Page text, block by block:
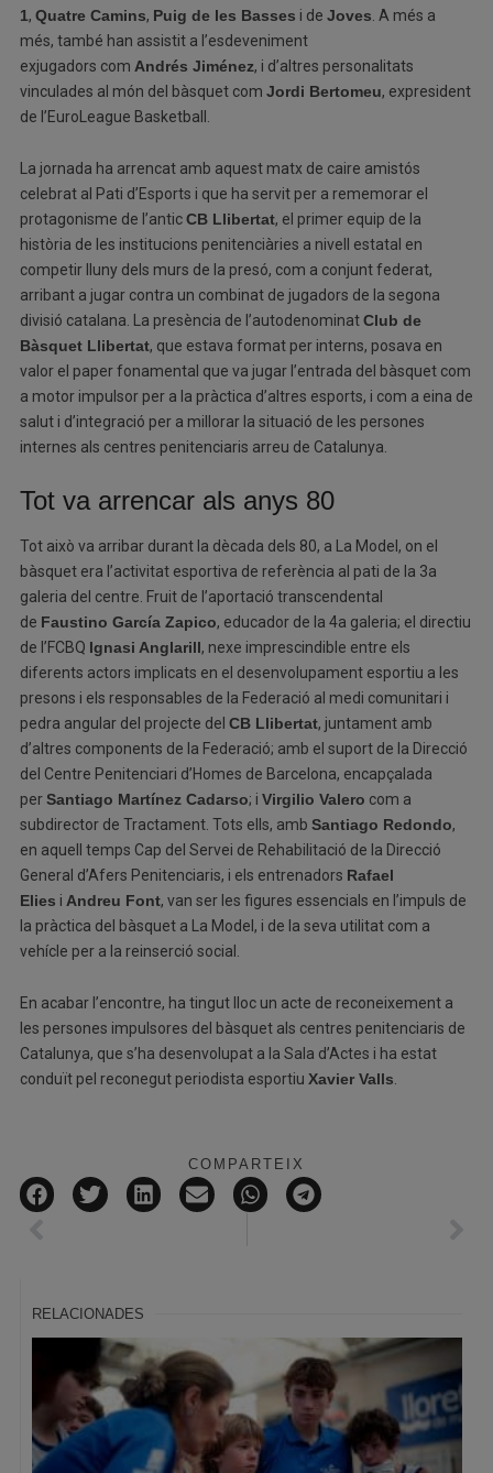
1, Quatre Camins, Puig de les Basses i de Joves . A més a
més, també han assistit a l’esdeveniment
exjugadors com Andrés Jiménez, i d’altres personalitats
vinculades al món del bàsquet com Jordi Bertomeu, expresident
de l’EuroLeague Basketball.
La jornada ha arrencat amb aquest matx de caire amistós
celebrat al Pati d’Esports i que ha servit per a rememorar el
protagonisme de l’anticCB Llibertat, el primer equip de la
història de les institucions penitenciàries a nivell estatal en
competir lluny dels murs de la presó, com a conjunt federat,
arribant a jugar contra un combinat de jugadors de la segona
divisió catalana. La presència de l’autodenominatClub de
Bàsquet Llibertat, que estava format per interns, posava en
valor el paper fonamental que va jugar l’entrada del bàsquet com
a motor impulsor per a la pràctica d’altres esports, i com a eina de
salut i d’integració per a millorar la situació de les persones
internes als centres penitenciaris arreu de Catalunya.
Tot va arrencar als anys 80
Tot això va arribar durant la dècada dels 80, a La Model, on el
bàsquet era l’activitat esportiva de referència al pati de la 3a
galeria del centre. Fruit de l’aportació transcendental
de Faustino García Zapico, educador de la 4a galeria; el directiu
de l’FCBQ Ignasi Anglarill, nexe imprescindible entre els
diferents actors implicats en el desenvolupament esportiu a les
presons i els responsables de la Federació al medi comunitari i
pedra angular del projecte del CB Llibertat, juntament amb
d’altres components de la Federació; amb el suport de la Direcció
del Centre Penitenciari d’Homes de Barcelona, encapçalada
perSantiago Martínez Cadarso; i Virgilio Valero com a
subdirector de Tractament. Tots ells, amb Santiago Redondo,
en aquell temps Cap del Servei de Rehabilitació de la Direcció
General d’Afers Penitenciaris, i els entrenadors Rafael
Elies i Andreu Font, van ser les figures essencials en l’impuls de
la pràctica del bàsquet a La Model, i de la seva utilitat com a
vehícle per a la reinserció social.
En acabar l’encontre, ha tingut lloc un acte de reconeixement a
les persones impulsores del bàsquet als centres penitenciaris de
Catalunya, que s’ha desenvolupat a la Sala d’Actes i ha estat
conduït pel reconegut periodista esportiu Xavier Valls.
COMPARTEIX
RELACIONADES